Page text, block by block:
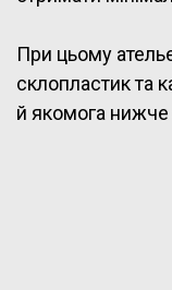
При цьому
склопластик та
й якомога нижче